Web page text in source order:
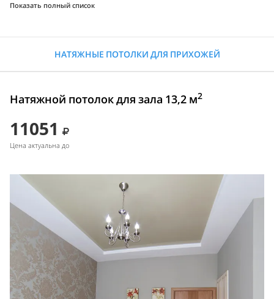
Показать полный список
НАТЯЖНЫЕ ПОТОЛКИ ДЛЯ ПРИХОЖЕЙ
Натяжной потолок для зала 13,2 м2
11051
Цена актуальна до